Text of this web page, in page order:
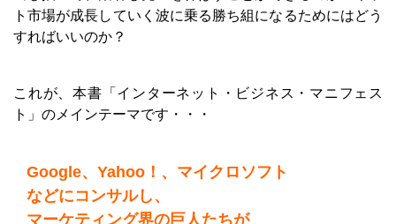
ト市場が成長していく波に乗る勝ち組になるためにはどう
すればいいのか？
これが、本書「インターネット・ビジネス・マニフェス
ト」のメインテーマです・・・
Google、Yahoo！、マイクロソフト
などにコンサルし、
マーケティング界の巨人たちが